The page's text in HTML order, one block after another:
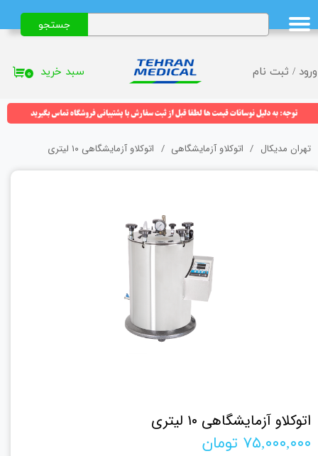
ورود / ثبت نام
حساب کاربری من
تغییر گذر واژه
خروج از حساب کاربری
جستجو
۰ سبد خرید
تهران مدیکال اتوکلاو آزمایشگاهی اتوکلاو آزمایشگاهی ۱۰ لیتری
اتوکلاو آزمایشگاهی ۱۰ لیتری
۷۵,۰۰۰,۰۰۰ تومان